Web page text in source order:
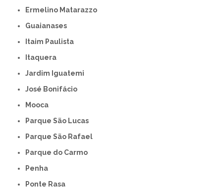
Ermelino Matarazzo
Guaianases
Itaim Paulista
Itaquera
Jardim Iguatemi
José Bonifácio
Mooca
Parque São Lucas
Parque São Rafael
Parque do Carmo
Penha
Ponte Rasa